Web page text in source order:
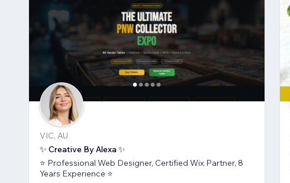
VIC, AU
✨ Creative By Alexa ✨
⭐ Professional Web Designer, Certified Wix Partner, 8
Years Experience ⭐